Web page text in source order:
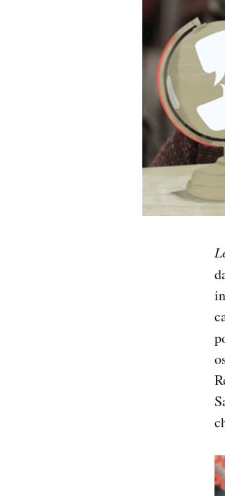
AREA PERSONALE